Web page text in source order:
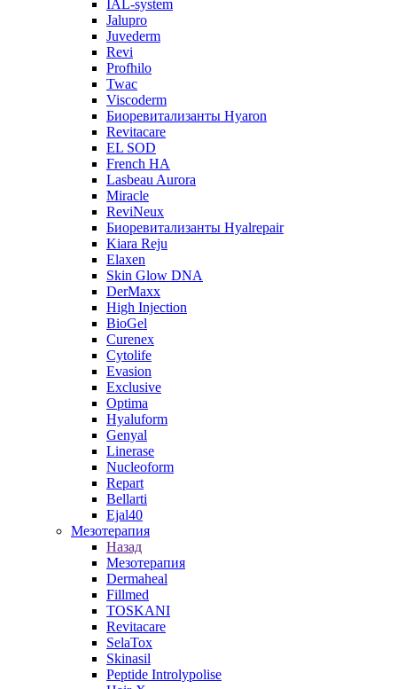
IAL-system
Jalupro
Juvederm
Revi
Profhilo
Twac
Viscoderm
Биоревитализанты Hyaron
Revitacare
EL SOD
French HA
Lasbeau Aurora
Miracle
ReviNeux
Биоревитализанты Hyalrepair
Kiara Reju
Elaxen
Skin Glow DNA
DerMaxx
High Injection
BioGel
Curenex
Cytolife
Evasion
Exclusive
Optima
Hyaluform
Genyal
Linerase
Nucleoform
Repart
Bellarti
Ejal40
Мезотерапия
Назад
Мезотерапия
Dermaheal
Fillmed
TOSKANI
Revitacare
SelaTox
Skinasil
Peptide Introlypolise